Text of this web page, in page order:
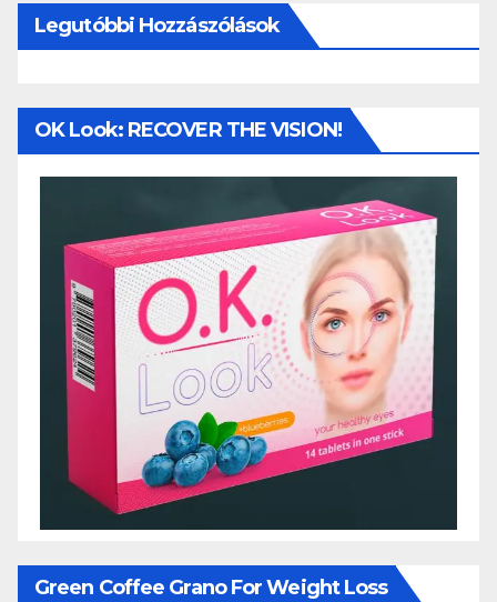
Legutóbbi Hozzászólások
OK Look: RECOVER THE VISION!
Green Coffee Grano For Weight Loss